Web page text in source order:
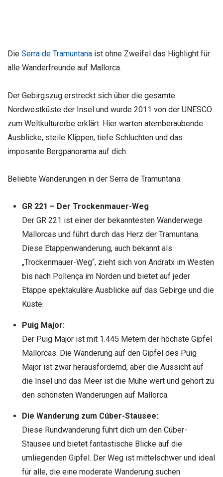
Die Serra de Tramuntana ist ohne Zweifel das Highlight für
alle Wanderfreunde auf Mallorca.
Der Gebirgszug erstreckt sich über die gesamte
Nordwestküste der Insel und wurde 2011 von der UNESCO
zum Weltkulturerbe erklärt. Hier warten atemberaubende
Ausblicke, steile Klippen, tiefe Schluchten und das
imposante Bergpanorama auf dich.
Beliebte Wanderungen in der Serra de Tramuntana:
GR 221 – Der Trockenmauer-Weg
Der GR 221 ist einer der bekanntesten Wanderwege
Mallorcas und führt durch das Herz der Tramuntana.
Diese Etappenwanderung, auch bekannt als
„Trockenmauer-Weg“, zieht sich von Andratx im Westen
bis nach Pollença im Norden und bietet auf jeder
Etappe spektakuläre Ausblicke auf das Gebirge und die
Küste.
Puig Major:
Der Puig Major ist mit 1.445 Metern der höchste Gipfel
Mallorcas. Die Wanderung auf den Gipfel des Puig
Major ist zwar herausfordernd, aber die Aussicht auf
die Insel und das Meer ist die Mühe wert und gehört zu
den schönsten Wanderungen auf Mallorca.
Die Wanderung zum Cúber-Stausee:
Diese Rundwanderung führt dich um den Cúber-
Stausee und bietet fantastische Blicke auf die
umliegenden Gipfel. Der Weg ist mittelschwer und ideal
für alle, die eine moderate Wanderung suchen.